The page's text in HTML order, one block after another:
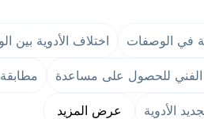
في الوصفات اختلاف الأدوية بين
للحصول على مساعدة مطابقة
الأدوية عرض المزيد